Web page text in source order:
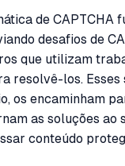
de CAPTCHA
desafios de
que utilizam
resolvê-los.
os encaminham
as soluções ao
conteúdo